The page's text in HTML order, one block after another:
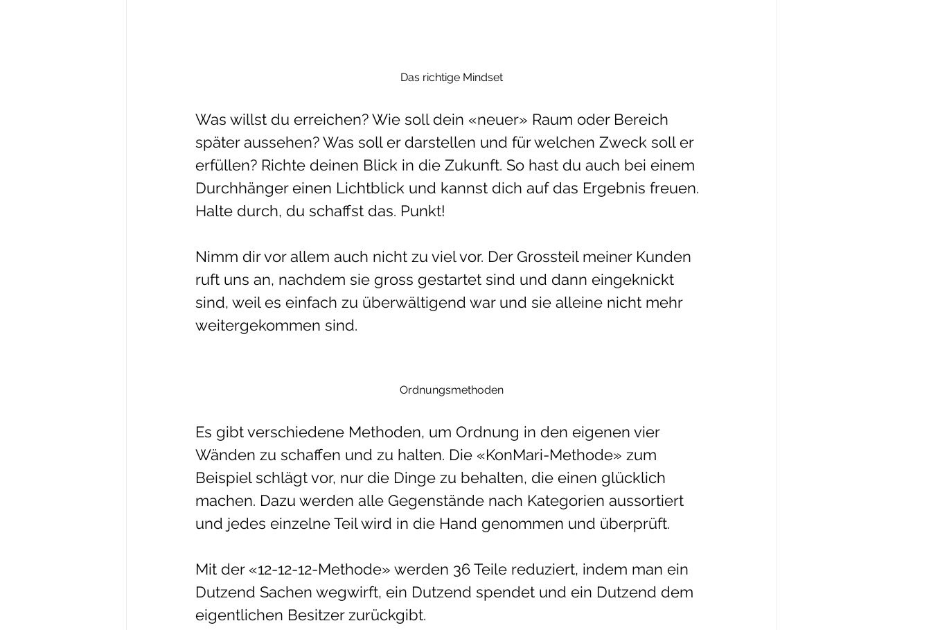
Das richtige Mindset
Was willst du erreichen? Wie soll dein «neuer» Raum oder Bereich
später aussehen? Was soll er darstellen und für welchen Zweck soll er
erfüllen? Richte deinen Blick in die Zukunft. So hast du auch bei einem
Durchhänger einen Lichtblick und kannst dich auf das Ergebnis freuen.
Halte durch, du schaffst das. Punkt!
Nimm dir vor allem auch nicht zu viel vor. Der Grossteil meiner Kunden
ruft uns an, nachdem sie gross gestartet sind und dann eingeknickt
sind, weil es einfach zu überwältigend war und sie alleine nicht mehr
weitergekommen sind.
Ordnungsmethoden
Es gibt verschiedene Methoden, um Ordnung in den eigenen vier
Wänden zu schaffen und zu halten. Die «KonMari-Methode» zum
Beispiel schlägt vor, nur die Dinge zu behalten, die einen glücklich
machen. Dazu werden alle Gegenstände nach Kategorien aussortiert
und jedes einzelne Teil wird in die Hand genommen und überprüft.
Mit der «12-12-12-Methode» werden 36 Teile reduziert, indem man ein
Dutzend Sachen wegwirft, ein Dutzend spendet und ein Dutzend dem
eigentlichen Besitzer zurückgibt.